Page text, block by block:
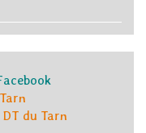
DT du Tarn